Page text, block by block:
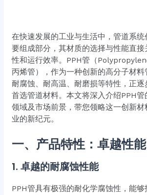
在快速发展的工业与生活中，管道系
要组成部分，其材质的选择与性能直
性和运行效率。PPH管（
丙烯管），作为一种创新的高分子材
耐腐蚀、耐高温、耐磨损等特性，正
首选管道材料。本文将深入介绍PPH管
领域及市场前景，带您领略这一创新
业的新纪元。
一、产品特性：卓越性
1. 卓越的耐腐蚀性能
PPH管具有极强的耐化学腐蚀性，能